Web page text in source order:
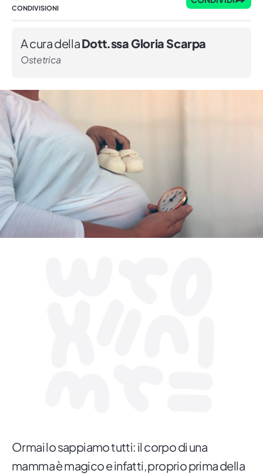
CONDIVISIONI
A cura dellaDott.ssa Gloria Scarpa
Ostetrica
Ormai lo sappiamo tutti: il corpo di una
mamma è magico e infatti, proprio prima della